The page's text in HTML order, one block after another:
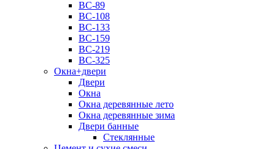
ВС-89
ВС-108
ВС-133
ВС-159
ВС-219
ВС-325
Окна+двери
Двери
Окна
Окна деревянные лето
Окна деревянные зима
Двери банные
Стеклянные